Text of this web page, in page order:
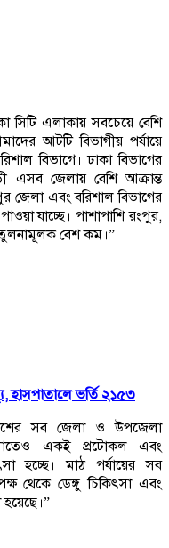
সিটি এলাকায় সবচেয়ে বেশি
আটটি বিভাগীয় পর্যায়ে
বিভাগে। ঢাকা বিভাগের
এসব জেলায় বেশি আক্রান্ত
জেলা এবং বরিশাল বিভাগের
যাচ্ছে। পাশাপাশি রংপুর,
তুলনামূলক বেশ কম।”
হাসপাতালে ভর্তি ২১৫৩
সব জেলা ও উপজেলা
একই প্রটোকল এবং
হচ্ছে। মাঠ পর্যায়ের সব
থেকে ডেঙ্গু চিকিৎসা এবং
হয়েছে।”